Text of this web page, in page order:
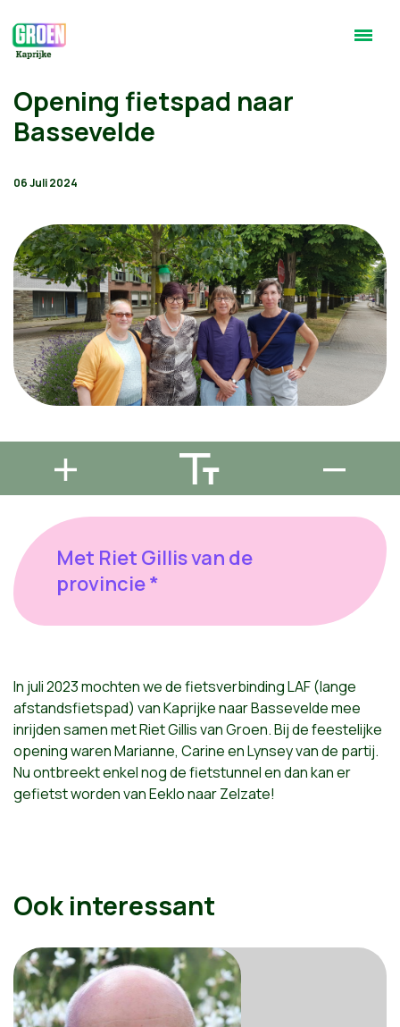
Opening fietspad naar
Bassevelde
06 Juli 2024
Met Riet Gillis van de
provincie *
In juli 2023 mochten we de fietsverbinding LAF (lange
afstandsfietspad) van Kaprijke naar Bassevelde mee
inrijden samen met Riet Gillis van Groen. Bij de feestelijke
opening waren Marianne, Carine en Lynsey van de partij.
Nu ontbreekt enkel nog de fietstunnel en dan kan er
gefietst worden van Eeklo naar Zelzate!
Ook interessant